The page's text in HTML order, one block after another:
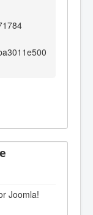
Joomla!